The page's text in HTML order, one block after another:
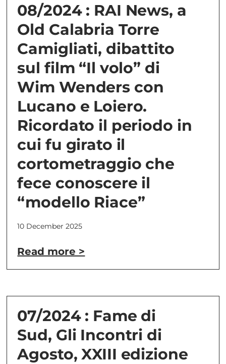
08/2024 : RAI News, a
Old Calabria Torre
Camigliati, dibattito
sul film “Il volo” di
Wim Wenders con
Lucano e Loiero.
Ricordato il periodo in
cui fu girato il
cortometraggio che
fece conoscere il
“modello Riace”
10 December 2025
Read more >
07/2024 : Fame di
Sud, Gli Incontri di
Agosto, XXIII edizione